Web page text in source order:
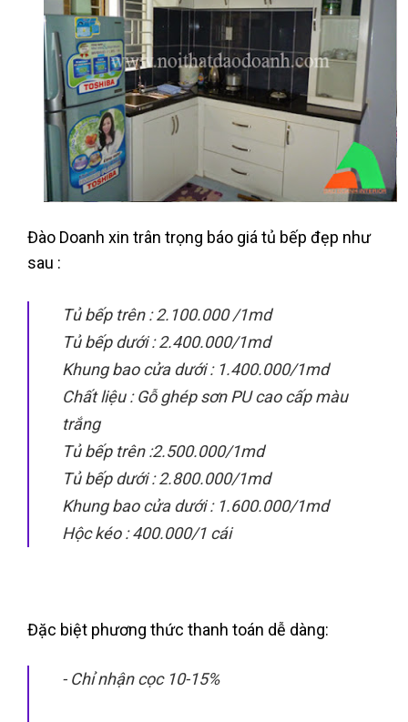
Đào Doanh xin trân trọng báo giá tủ bếp đẹp như
sau :
Tủ bếp trên : 2.100.000 /1md
Tủ bếp dưới : 2.400.000/1md
Khung bao cửa dưới : 1.400.000/1md
Chất liệu : Gỗ ghép sơn PU cao cấp màu
trắng
Tủ bếp trên :2.500.000/1md
Tủ bếp dưới : 2.800.000/1md
Khung bao cửa dưới : 1.600.000/1md
Hộc kéo : 400.000/1 cái
Đặc biệt phương thức thanh toán dễ dàng:
- Chỉ nhận cọc 10-15%